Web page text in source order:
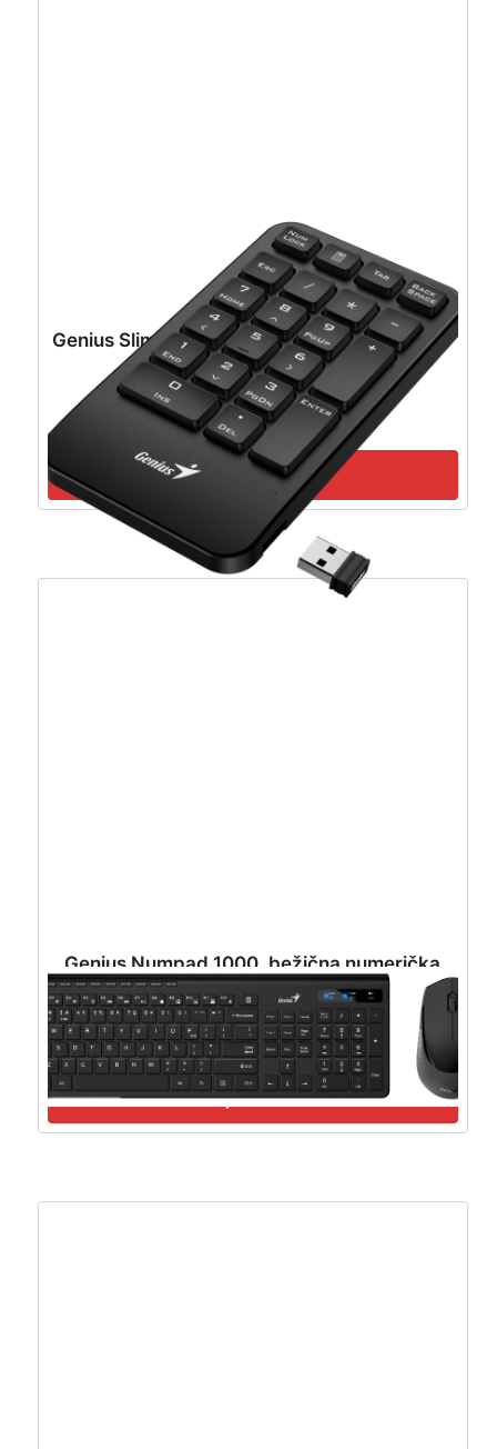
Genius SlimStar 820, tipkovnica, USB, crna –
31310055404
14,61 € 13,15
Dodaj u košaricu
Genius Numpad 1000, bežična numerička
tipkovnica – 31320003400
12,63€ 11,37€
Dodaj u košaricu